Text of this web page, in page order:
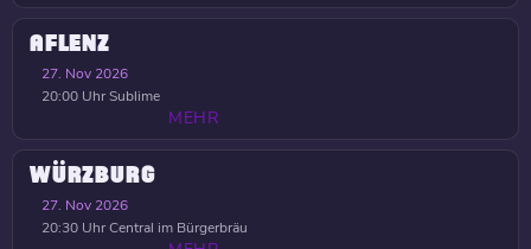
AFLENZ
27. Nov 2026
20:00 UhrSublime
MEHR
WÜRZBURG
27. Nov 2026
20:30 UhrCentral im Bürgerbräu